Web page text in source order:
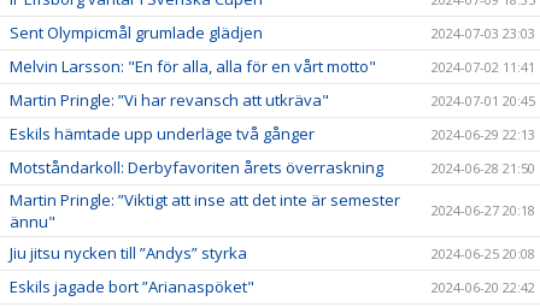
Sent Olympicmål grumlade glädjen 2024-07-03 23:03
Melvin Larsson: "En för alla, alla för en vårt motto" 2024-07-02 11:41
Martin Pringle: ”Vi har revansch att utkräva" 2024-07-01 20:45
Eskils hämtade upp underläge två gånger 2024-06-29 22:13
Motståndarkoll: Derbyfavoriten årets överraskning 2024-06-28 21:50
Martin Pringle: ”Viktigt att inse att det inte är semester
ännu"
2024-06-27 20:18
Jiu jitsu nycken till ”Andys” styrka 2024-06-25 20:08
Eskils jagade bort ”Arianaspöket" 2024-06-20 22:42